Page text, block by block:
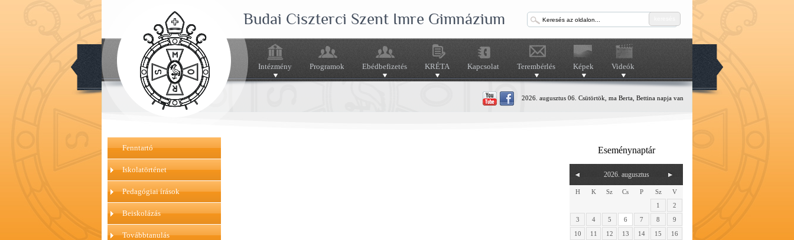
Budai Ciszterci Szent Imre Gimnázium
Intézmény Programok Ebédbefizetés KRÉTA Kapcsolat Terembérlés Képek Videók
2026. augusztus 06. Csütörtök, ma Berta, Bettina napja van
Fenntartó
Iskolatörténet
Pedagógiai írások
Beiskolázás
Továbbtanulás
Eseménynaptár
2026. augusztus
H K Sz Cs P Sz
V
1
2
3
4 5 6 7 8
9
10
11 12 13 14 15
16